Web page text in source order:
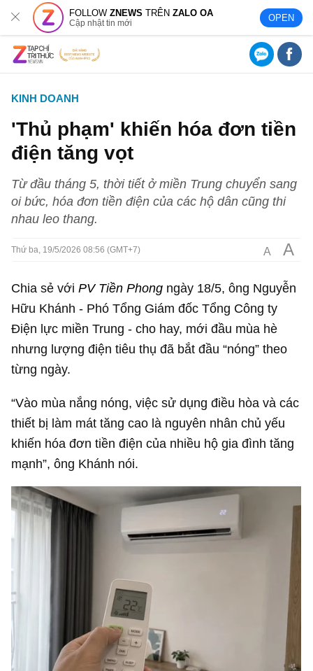
FOLLOWZNEWS TRÊNZALO OA
Cập nhật tin mới OPEN
KINH DOANH
'Thủ phạm' khiến hóa đơn tiền
điện tăng vọt
Từ đầu tháng 5, thời tiết ở miền Trung chuyển sang
oi bức, hóa đơn tiền điện của các hộ dân cũng thi
nhau leo thang.
Thứ ba, 19/5/2026 08:56 (GMT+7) A A
Chia sẻ vớiPV Tiền Phong ngày 18/5, ông Nguyễn
Hữu Khánh - Phó Tổng Giám đốc Tổng Công ty
Điện lực miền Trung - cho hay, mới đầu mùa hè
nhưng lượng điện tiêu thụ đã bắt đầu “nóng” theo
từng ngày.
“Vào mùa nắng nóng, việc sử dụng điều hòa và các
thiết bị làm mát tăng cao là nguyên nhân chủ yếu
khiến hóa đơn tiền điện của nhiều hộ gia đình tăng
mạnh”, ông Khánh nói.